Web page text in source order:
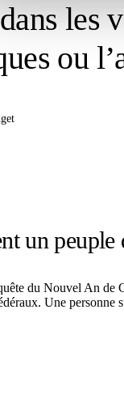
les
ou
un peuple
du Nouvel An de
Une personne